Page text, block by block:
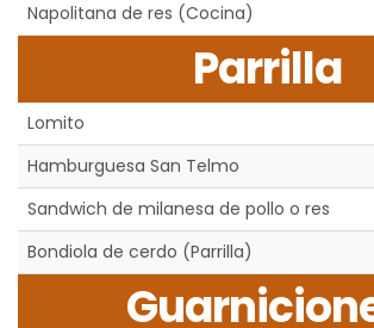
Napolitana de res (Cocina)
Parrilla
Lomito
Hamburguesa San Telmo
Sandwich de milanesa de pollo o res
Bondiola de cerdo (Parrilla)